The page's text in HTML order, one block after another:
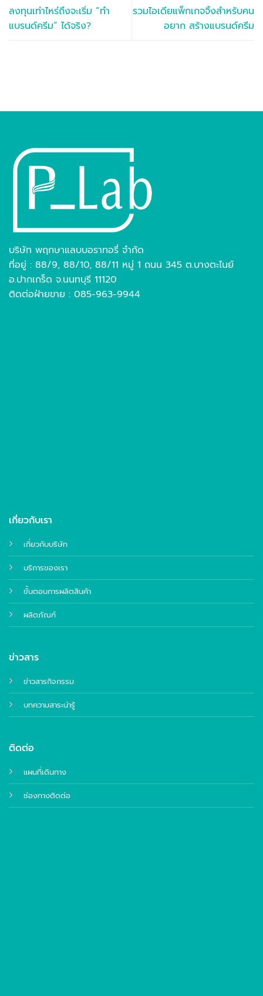
ลงทุนเท่าไหร่ถึงจะเริ่ม “ทำ
แบรนด์ครีม” ได้จริง?
รวมไอเดียแพ็กเกจจิ้งสำหรับคน
อยาก สร้างแบรนด์ครีม
บริษัท พฤกษาแลบบอราทอรี่ จำกัด
ที่อยู่ : 88/9, 88/10, 88/11 หมู่ 1 ถนน 345 ต.บางตะไนย์
อ.ปากเกร็ด จ.นนทบุรี 11120
ติดต่อฝ่ายขาย : 085-963-9944
เกี่ยวกับเรา
เกี่ยวกับบริษัท
บริการของเรา
ขั้นตอนการผลิตสินค้า
ผลิตภัณฑ์
ข่าวสาร
ข่าวสารกิจกรรม
บทความสาระน่ารู้
ติดต่อ
แผนที่เดินทาง
ช่องทางติดต่อ